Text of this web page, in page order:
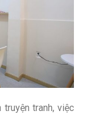
tranh, việc